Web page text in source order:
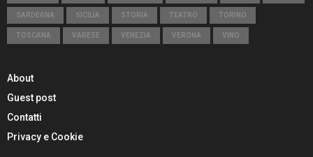
SARDEGNA SICILIA STORIA TEATRO TORINO
TOSCANA VARESE VENEZIA VERONA VINO
About
Guest post
Contatti
Privacy e Cookie